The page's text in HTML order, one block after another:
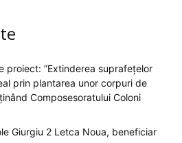
proiect: ”Extinderea suprafețelor
prin plantarea unor corpuri de
Composesoratului Coloni
Giurgiu 2 Letca Noua, beneficiar